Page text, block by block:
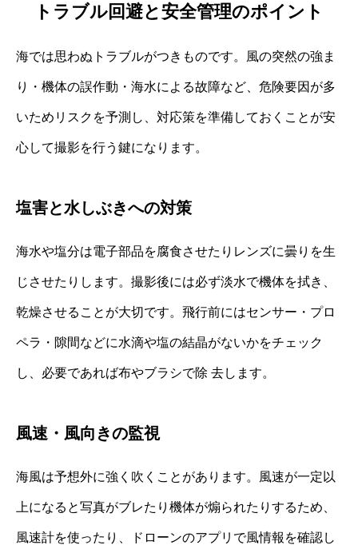
トラブル回避と安全管理のポイント
海では思わぬトラブルがつきものです。風の突然の強ま
り・機体の誤作動・海水による故障など、危険要因が多
いためリスクを予測し、対応策を準備しておくことが安
心して撮影を行う鍵になります。
塩害と水しぶきへの対策
海水や塩分は電子部品を腐食させたりレンズに曇りを生
じさせたりします。撮影後には必ず淡水で機体を拭き、
乾燥させることが大切です。飛行前にはセンサー・プロ
ペラ・隙間などに水滴や塩の結晶がないかをチェック
し、必要であれば布やブラシで除 去します。
風速・風向きの監視
海風は予想外に強く吹くことがあります。風速が一定以
上になると写真がブレたり機体が煽られたりするため、
風速計を使ったり、ドローンのアプリで風情報を確認し